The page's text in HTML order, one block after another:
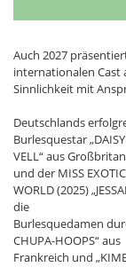
Auch 2027
internationalen Cast
Sinnlichkeit mit
Deutschlands
Burlesquestar
VELL“ aus
und der MISS EXOTIC
WORLD (2025)
die
Burlesquedamen
CHUPA-HOOPS“ aus
Frankreich und